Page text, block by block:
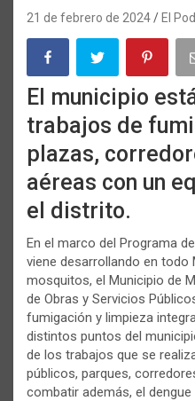
21 de febrero de 2024 El
El municipio
trabajos de
plazas,
aéreas con un
el distrito.
En el marco del Programa
viene desarrollando en todo
mosquitos, el Municipio de
de Obras y Servicios
fumigación y limpieza
distintos puntos del
de los trabajos que se
públicos, parques,
combatir además, el